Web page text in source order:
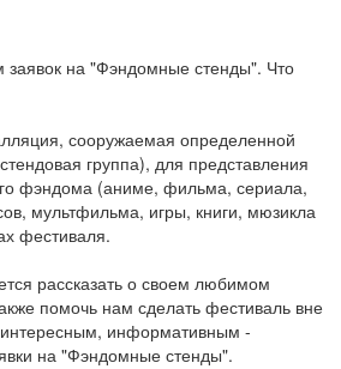
заявок на "Фэндомные стенды". Что
сооружаемая определенной
группа), для представления
фэндома (аниме, фильма, сериала,
мультфильма, игры, книги, мюзикла
фестиваля.
рассказать о своем любимом
помочь нам сделать фестиваль вне
информативным -
на "Фэндомные стенды".